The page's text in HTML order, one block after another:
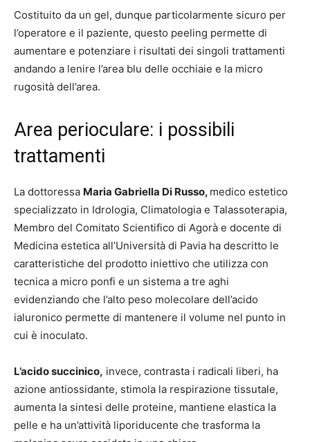
Costituito da un gel, dunque particolarmente sicuro per
l’operatore e il paziente, questo peeling permette di
aumentare e potenziare i risultati dei singoli trattamenti
andando a lenire l’area blu delle occhiaie e la micro
rugosità dell’area.
Area perioculare: i possibili
trattamenti
La dottoressa Maria Gabriella Di Russo, medico estetico
specializzato in Idrologia, Climatologia e Talassoterapia,
Membro del Comitato Scientifico di Agorà e docente di
Medicina estetica all’Università di Pavia ha descritto le
caratteristiche del prodotto iniettivo che utilizza con
tecnica a micro ponfi e un sistema a tre aghi
evidenziando che l’alto peso molecolare dell’acido
ialuronico permette di mantenere il volume nel punto in
cui è inoculato.
L’acido succinico, invece, contrasta i radicali liberi, ha
azione antiossidante, stimola la respirazione tissutale,
aumenta la sintesi delle proteine, mantiene elastica la
pelle e ha un’attività liporiducente che trasforma la